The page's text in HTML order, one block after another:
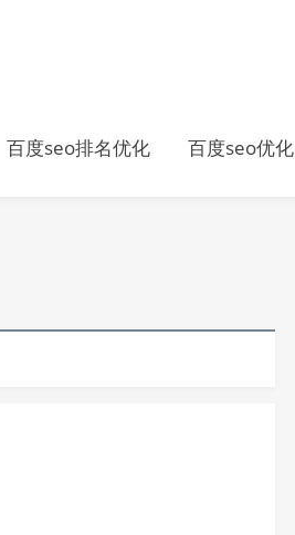
百度seo排名优化 百度seo优化